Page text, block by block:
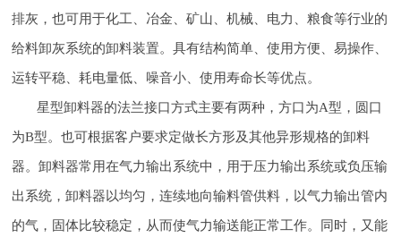
排灰，也可用于化工、冶金、矿山、机械、电力、粮食等行业的
给料卸灰系统的卸料装置。具有结构简单、使用方便、易操作、
运转平稳、耗电量低、噪音小、使用寿命长等优点。
星型卸料器的法兰接口方式主要有两种，方口为A型，圆口
为B型。也可根据客户要求定做长方形及其他异形规格的卸料
器。卸料器常用在气力输出系统中，用于压力输出系统或负压输
出系统，卸料器以均匀，连续地向输料管供料，以气力输出管内
的气，固体比较稳定，从而使气力输送能正常工作。同时，又能